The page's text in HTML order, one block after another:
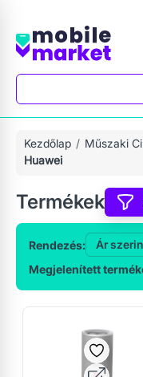
Kezdőlap Műszaki
Huawei
Termékek
Rendezés:
Megjelenített